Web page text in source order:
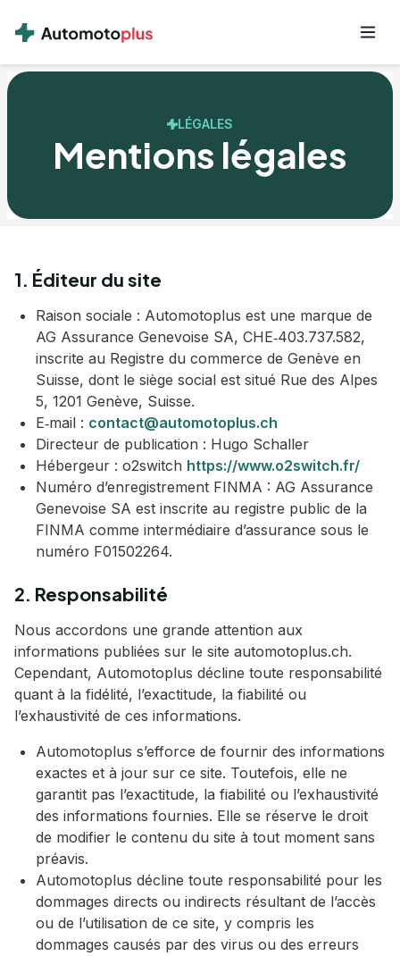
LÉGALES
Mentions légales
1. Éditeur du site
Raison sociale : Automotoplus est une marque de
AG Assurance Genevoise SA, CHE‑403.737.582,
inscrite au Registre du commerce de Genève en
Suisse, dont le siège social est situé Rue des Alpes
5, 1201 Genève, Suisse.
E‑mail : contact@automotoplus.ch
Directeur de publication : Hugo Schaller
Hébergeur : o2switch https://www.o2switch.fr/
Numéro d’enregistrement FINMA : AG Assurance
Genevoise SA est inscrite au registre public de la
FINMA comme intermédiaire d’assurance sous le
numéro F01502264.
2. Responsabilité
Nous accordons une grande attention aux
informations publiées sur le site automotoplus.ch.
Cependant, Automotoplus décline toute responsabilité
quant à la fidélité, l’exactitude, la fiabilité ou
l’exhaustivité de ces informations.
Automotoplus s’efforce de fournir des informations
exactes et à jour sur ce site. Toutefois, elle ne
garantit pas l’exactitude, la fiabilité ou l’exhaustivité
des informations fournies. Elle se réserve le droit
de modifier le contenu du site à tout moment sans
préavis.
Automotoplus décline toute responsabilité pour les
dommages directs ou indirects résultant de l’accès
ou de l’utilisation de ce site, y compris les
dommages causés par des virus ou des erreurs